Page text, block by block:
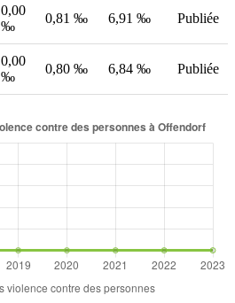
0,00
‰
0,81 ‰ 6,91 ‰ Publiée
0,00
‰
0,80 ‰ 6,84 ‰ Publiée